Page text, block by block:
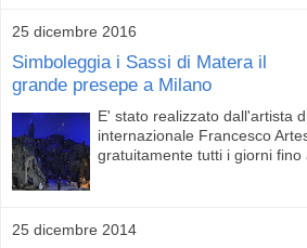
25 dicembre 2016
Simboleggia i Sassi di Matera il
grande presepe a Milano
E' stato realizzato dall'artista
internazionale Francesco
gratuitamente tutti i giorni fino
25 dicembre 2014